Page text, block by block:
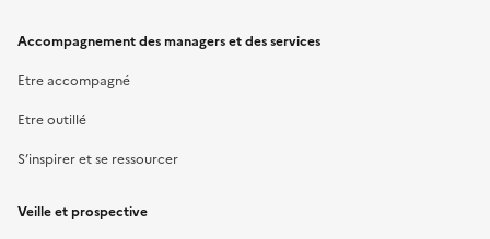
Accompagnement des managers et des services
Etre accompagné
Etre outillé
S’inspirer et se ressourcer
Veille et prospective